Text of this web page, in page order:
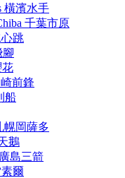
橫濱水手
千葉市原
心跳
腳
花
前鋒
船
幌岡薩多
鵝
島三箭
爾